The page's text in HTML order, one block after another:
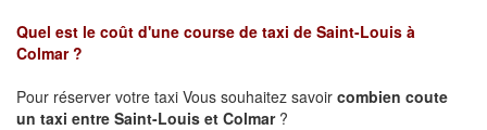
Quel est le coût d'une course de taxi de Saint-Louis à
Colmar?
Pour réserver votre taxi Vous souhaitez savoir combien coute
un taxi entre Saint-Louis et Colmar ?